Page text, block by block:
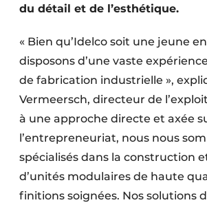
Techniques ferroviaires
Travaux ferroviaires
du détail et de l’esthétique.
« Bien qu’Idelco soit une jeune
disposons d’une vaste
de fabrication industrielle »,
Vermeersch, directeur de
à une approche directe et axée
l’entrepreneuriat, nous nous
spécialisés dans la construction
d’unités modulaires de haute
finitions soignées. Nos solutions